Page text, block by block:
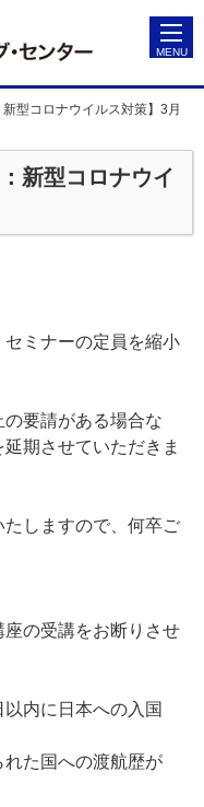
新型コロナウイルス対策】3月
新型コロナウイ
ミナーの定員を縮小
要請がある場合な
期させていただきま
しますので、何卒ご
の受講をお断りさせ
内に日本への入国
れた国への渡航歴が